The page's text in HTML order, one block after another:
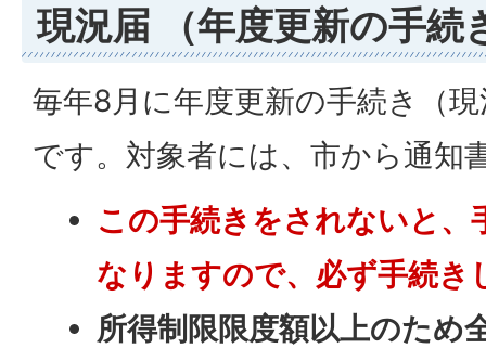
現況届 （年度更新の手続
毎年8月に年度更新の手続き（
です。対象者には、市から通知
この手続きをされないと、
なりますので、必ず手続き
所得制限限度額以上のため